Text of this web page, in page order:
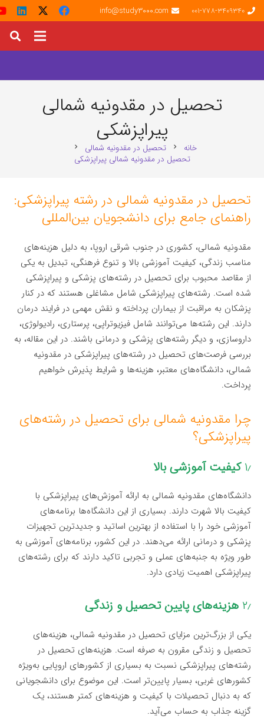
001-778-3409340
info@study3000.com
تحصیل در مقدونیه شمالی
پیراپزشکی
خانه chevron_right تحصیل در مقدونیه شمالی chevron_right
تحصیل در مقدونیه شمالی پیراپزشکی
تحصیل در مقدونیه شمالی در رشته پیراپزشکی:
راهنمای جامع برای دانشجویان بین‌المللی
مقدونیه شمالی، کشوری در جنوب شرقی اروپا، به دلیل هزینه‌های
مناسب زندگی، کیفیت آموزشی بالا و تنوع فرهنگی، تبدیل به یکی
از مقاصد محبوب برای تحصیل در رشته‌های پزشکی و پیراپزشکی
شده است. رشته‌های پیراپزشکی شامل مشاغلی هستند که در کنار
پزشکان به مراقبت از بیماران پرداخته و نقش مهمی در فرایند درمان
دارند. این رشته‌ها می‌توانند شامل فیزیوتراپی، پرستاری، رادیولوژی،
داروسازی، و دیگر رشته‌های پزشکی و درمانی باشند. در این مقاله، به
بررسی فرصت‌های تحصیل در رشته‌های پیراپزشکی در مقدونیه
شمالی، دانشگاه‌های معتبر، هزینه‌ها و شرایط پذیرش خواهیم
پرداخت.
چرا مقدونیه شمالی برای تحصیل در رشته‌های
پیراپزشکی؟
۱٫ کیفیت آموزشی بالا
دانشگاه‌های مقدونیه شمالی به ارائه آموزش‌های پیراپزشکی با
کیفیت بالا شهرت دارند. بسیاری از این دانشگاه‌ها برنامه‌های
آموزشی خود را با استفاده از بهترین اساتید و جدیدترین تجهیزات
پزشکی و درمانی ارائه می‌دهند. در این کشور، برنامه‌های آموزشی به
طور ویژه به جنبه‌های عملی و تجربی تاکید دارند که برای رشته‌های
پیراپزشکی اهمیت زیادی دارد.
۲٫ هزینه‌های پایین تحصیل و زندگی
یکی از بزرگ‌ترین مزایای تحصیل در مقدونیه شمالی، هزینه‌های
تحصیل و زندگی مقرون به صرفه است. هزینه‌های تحصیل در
رشته‌های پیراپزشکی نسبت به بسیاری از کشورهای اروپایی به‌ویژه
کشورهای غربی، بسیار پایین‌تر است. این موضوع برای دانشجویانی
که به دنبال تحصیلات با کیفیت و هزینه‌های کمتر هستند، یک
گزینه جذاب به حساب می‌آید.